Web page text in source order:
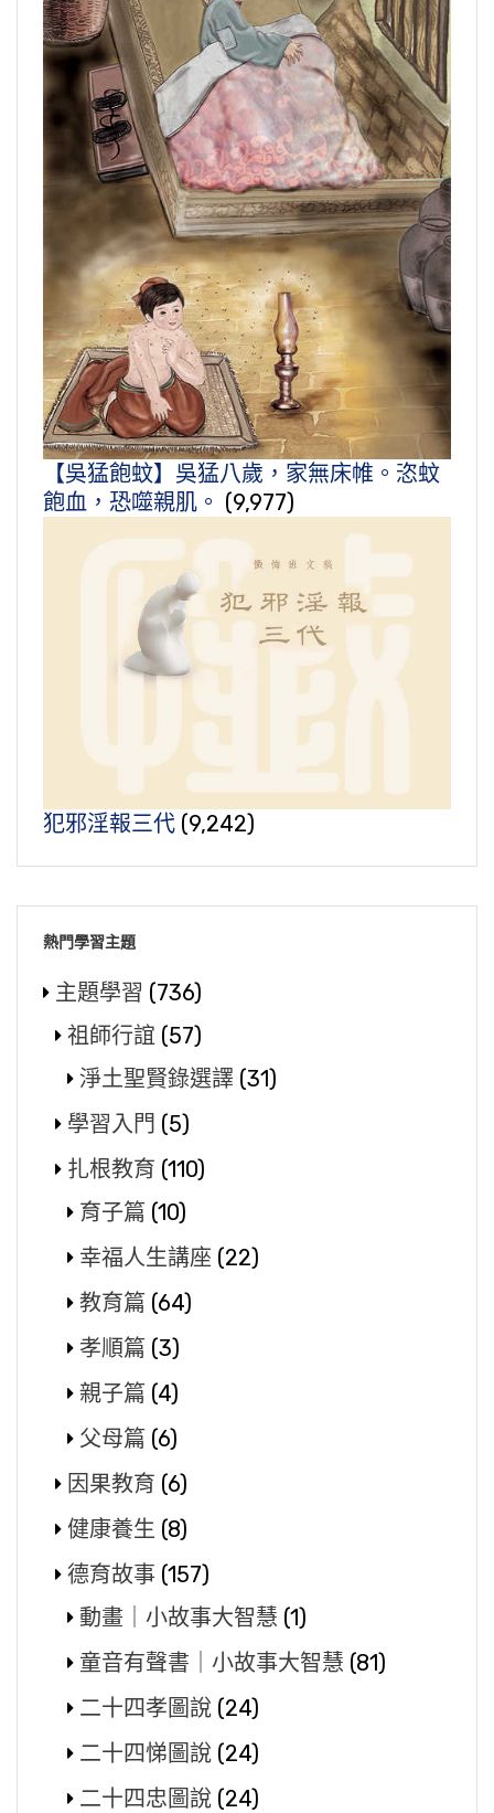
【吳猛飽蚊】吳猛八歲，家無床帷。恣蚊
飽血，恐噬親肌。 (9,977)
犯邪淫報三代 (9,242)
熱門學習主題
主題學習 (736)
祖師行誼 (57)
淨土聖賢錄選譯 (31)
學習入門 (5)
扎根教育 (110)
育子篇 (10)
幸福人生講座 (22)
教育篇 (64)
孝順篇 (3)
親子篇 (4)
父母篇 (6)
因果教育 (6)
健康養生 (8)
德育故事 (157)
動畫｜小故事大智慧 (1)
童音有聲書｜小故事大智慧 (81)
二十四孝圖說 (24)
二十四悌圖說 (24)
二十四忠圖說 (24)